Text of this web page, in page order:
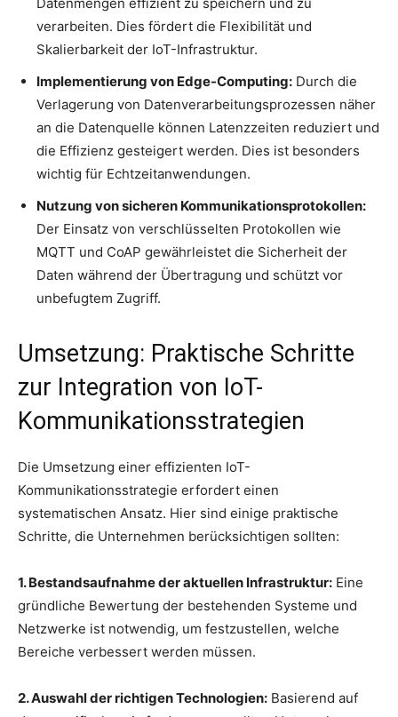
verarbeiten. Dies fördert die Flexibilität und
Skalierbarkeit der IoT-Infrastruktur.
Implementierung von Edge-Computing: Durch die
Verlagerung von Datenverarbeitungsprozessen näher
an die Datenquelle können Latenzzeiten reduziert und
die Effizienz gesteigert werden. Dies ist besonders
wichtig für Echtzeitanwendungen.
Nutzung von sicheren Kommunikationsprotokollen:
Der Einsatz von verschlüsselten Protokollen wie
MQTT und CoAP gewährleistet die Sicherheit der
Daten während der Übertragung und schützt vor
unbefugtem Zugriff.
Umsetzung: Praktische Schritte
zur Integration von IoT-
Kommunikationsstrategien
Die Umsetzung einer effizienten IoT-
Kommunikationsstrategie erfordert einen
systematischen Ansatz. Hier sind einige praktische
Schritte, die Unternehmen berücksichtigen sollten:
1. Bestandsaufnahme der aktuellen Infrastruktur: Eine
gründliche Bewertung der bestehenden Systeme und
Netzwerke ist notwendig, um festzustellen, welche
Bereiche verbessert werden müssen.
2. Auswahl der richtigen Technologien: Basierend auf